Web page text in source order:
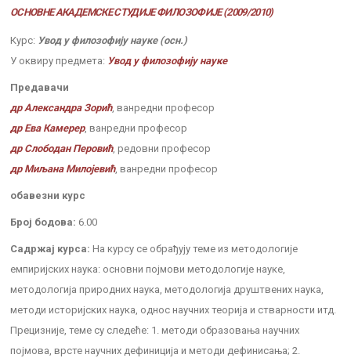
ОСНОВНЕ АКАДЕМСКЕ СТУДИЈЕ ФИЛОЗОФИЈЕ (2009/2010)
Курс: Увод у филозофију науке (осн.)
У оквиру предмета: Увод у филозофију науке
Предавачи
др Александра Зорић, ванредни професор
др Ева Камерер, ванредни професор
др Слободан Перовић, редовни професор
др Миљана Милојевић, ванредни професор
обавезни курс
Број бодова: 6.00
Садржај курса: На курсу се обрађују теме из методологије
емпиријских наука: основни појмови методологије науке,
методологија природних наука, методологија друштвених наука,
методи историјских наука, однос научних теорија и стварности итд.
Прецизније, теме су следеће: 1. методи образовања научних
појмова, врсте научних дефиниција и методи дефинисања; 2.